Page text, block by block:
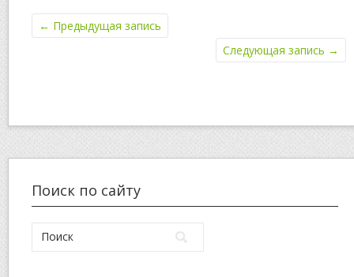
← Предыдущая запись
Следующая запись →
Поиск по сайту